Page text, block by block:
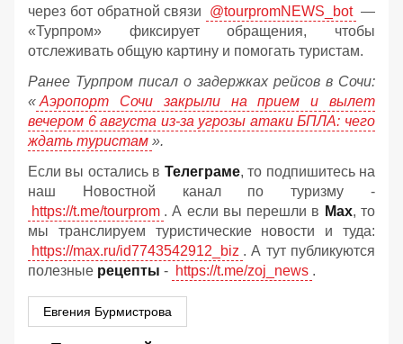
через бот обратной связи
@tourpromNEWS_bot —
«Турпром» фиксирует обращения, чтобы
отслеживать общую картину и помогать туристам.
Ранее Турпром писал о задержках рейсов в Сочи:
« Аэропорт Сочи закрыли на прием и вылет
вечером 6 августа из-за угрозы атаки БПЛА: чего
ждать туристам ».
Если вы остались в Телеграме, то подпишитесь на
наш Новостной канал по туризму -
https://t.me/tourprom . А если вы перешли в Мах, то
мы транслируем туристические новости и туда:
https://max.ru/id7743542912_biz . А тут публикуются
полезные рецепты - https://t.me/zoj_news .
Евгения Бурмистрова